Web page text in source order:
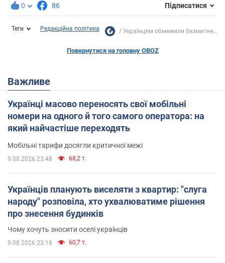
0 86 Підписатися
Теги Редакційна політика Українцям обмежили безмитне...
Повернутися на головну OBOZ
Важливе
Українці масово переносять свої мобільні
номери на одного й того самого оператора: на
який найчастіше переходять
Мобільні тарифи досягли критичної межі
9.08.2026 23:48 68,2 т.
Українців планують виселяти з квартир: "слуга
народу" розповіла, хто ухвалюватиме рішення
про знесення будинків
Чому хочуть зносити оселі українців
9.08.2026 23:18 60,7 т.